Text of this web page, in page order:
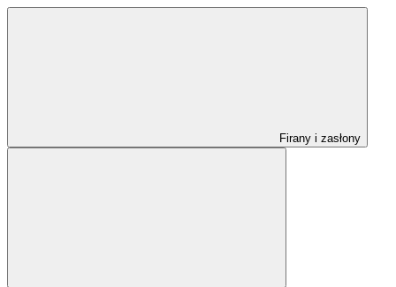
Firany i zasłony